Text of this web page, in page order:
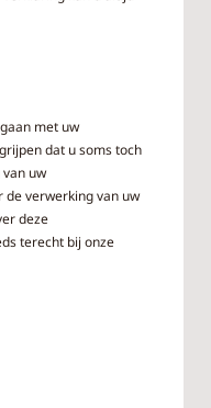
met uw
dat u soms toch
uw
de verwerking van uw
deze
terecht bij onze